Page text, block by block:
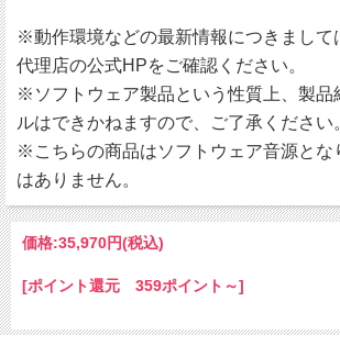
※動作環境などの最新情報につきまして
代理店の公式HPをご確認ください。
※ソフトウェア製品という性質上、製品
ルはできかねますので、ご了承ください
※こちらの商品はソフトウェア音源とな
はありません。
価格:35,970円(税込)
[ポイント還元 359ポイント～]